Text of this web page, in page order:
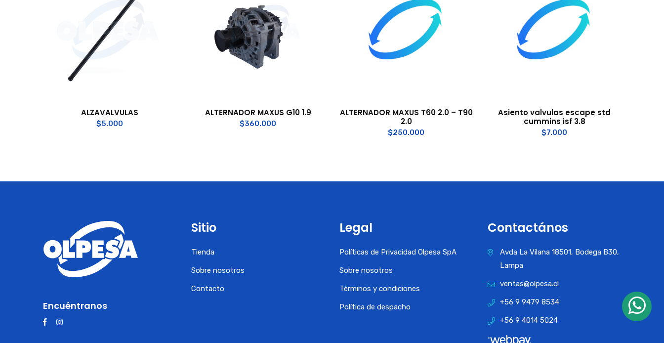
ALZAVALVULAS
$5.000
ALTERNADOR MAXUS G10 1.9
$360.000
ALTERNADOR MAXUS T60 2.0 – T90
2.0
$250.000
Asiento valvulas escape std
cummins isf 3.8
$7.000
Encuéntranos
Sitio
Tienda
Sobre nosotros
Contacto
Legal
Políticas de Privacidad Olpesa SpA
Sobre nosotros
Términos y condiciones
Política de despacho
Contactános
Avda La Vilana 18501, Bodega B30,
Lampa
ventas@olpesa.cl
+56 9 9479 8534
+56 9 4014 5024